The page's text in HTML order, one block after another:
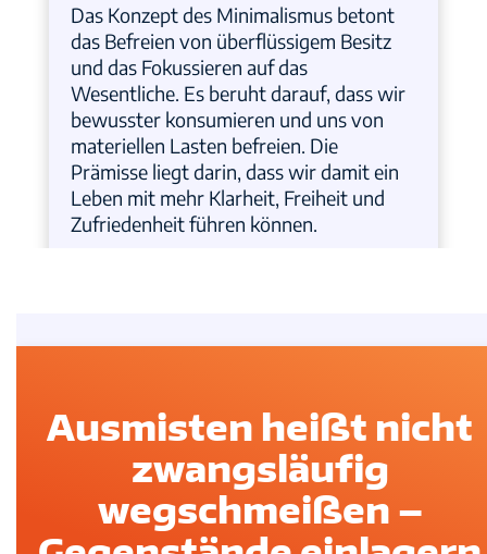
Das Konzept des Minimalismus betont
das Befreien von überflüssigem Besitz
und das Fokussieren auf das
Wesentliche. Es beruht darauf, dass wir
bewusster konsumieren und uns von
materiellen Lasten befreien. Die
Prämisse liegt darin, dass wir damit ein
Leben mit mehr Klarheit, Freiheit und
Zufriedenheit führen können.
Ausmisten heißt nicht
zwangsläufig
wegschmeißen –